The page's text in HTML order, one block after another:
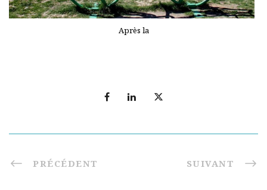
Après la
PRÉCÉDENT SUIVANT